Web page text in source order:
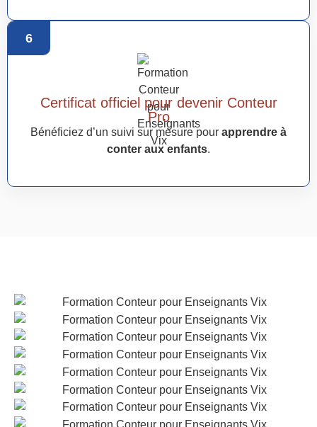
6
Certificat officiel pour devenir Conteur
Pro
Bénéficiez d’un suivi sur mesure pour apprendre à
conter aux enfants.